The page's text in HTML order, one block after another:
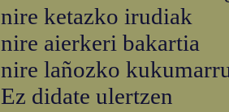
nire ketazko irudiak
nire aierkeri bakartia
nire lañozko
Ez didate ulertzen